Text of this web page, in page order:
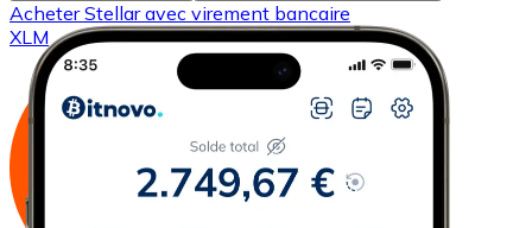
AcheterStellaravec virement bancaire
XLM